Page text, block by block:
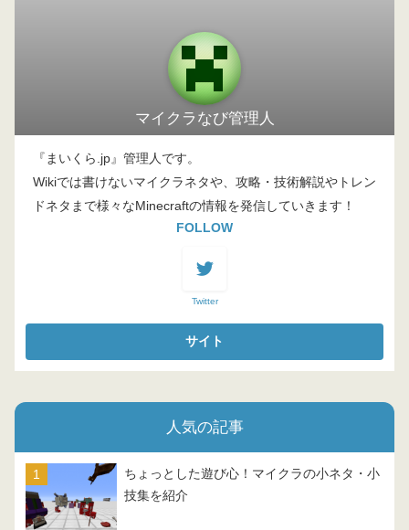
マイクラなび管理人
『まいくら.jp』管理人です。
Wikiでは書けないマイクラネタや、攻略・技術解説やトレン
ドネタまで様々なMinecraftの情報を発信していきます！
FOLLOW
Twitter
人気の記事
ちょっとした遊び心！マイクラの小ネタ・小
技集を紹介